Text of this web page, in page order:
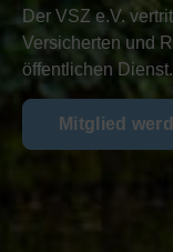
Der VSZ e.V.
Versicherten und
öffentlichen
Mitglied